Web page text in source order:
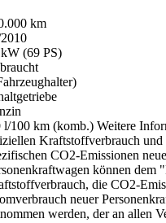
km
(69 PS)
l/100 km (komb.) Weitere
Kraftstoffverbrauch und
CO2-Emissionen
können dem
die CO2-
neuer
werden, der an allen